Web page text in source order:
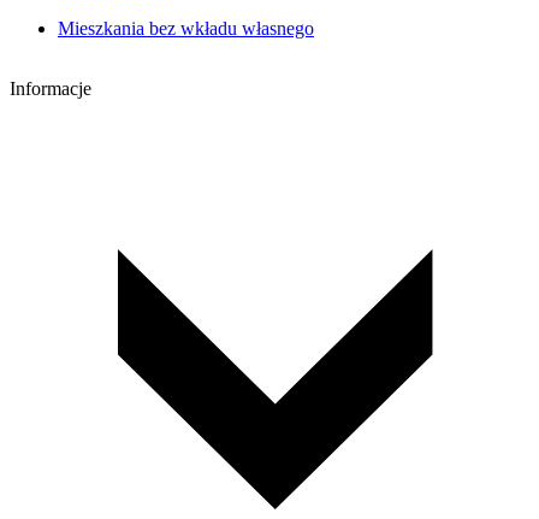
Mieszkania bez wkładu własnego
Informacje